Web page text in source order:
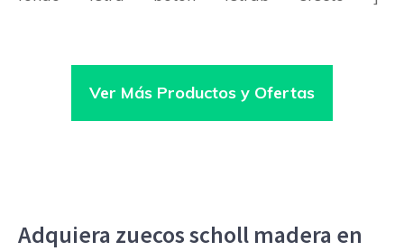
Ver Más Productos y Ofertas
Adquiera zuecos scholl madera en